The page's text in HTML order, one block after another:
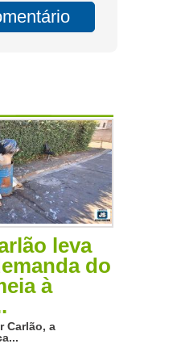
leva
do
à
Carlão, a